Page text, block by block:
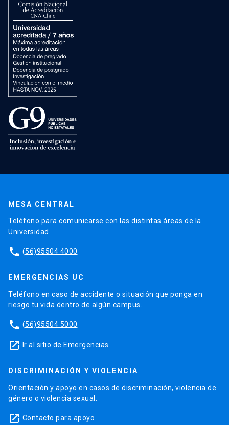
MESA CENTRAL
Teléfono para comunicarse con las distintas áreas de la
Universidad.
phone (56)95504 4000
EMERGENCIAS UC
Teléfono en caso de accidente o situación que ponga en
riesgo tu vida dentro de algún campus.
phone (56)95504 5000
launch Ir al sitio de Emergencias
DISCRIMINACIÓN Y VIOLENCIA
Orientación y apoyo en casos de discriminación, violencia de
género o violencia sexual.
launch Contacto para apoyo